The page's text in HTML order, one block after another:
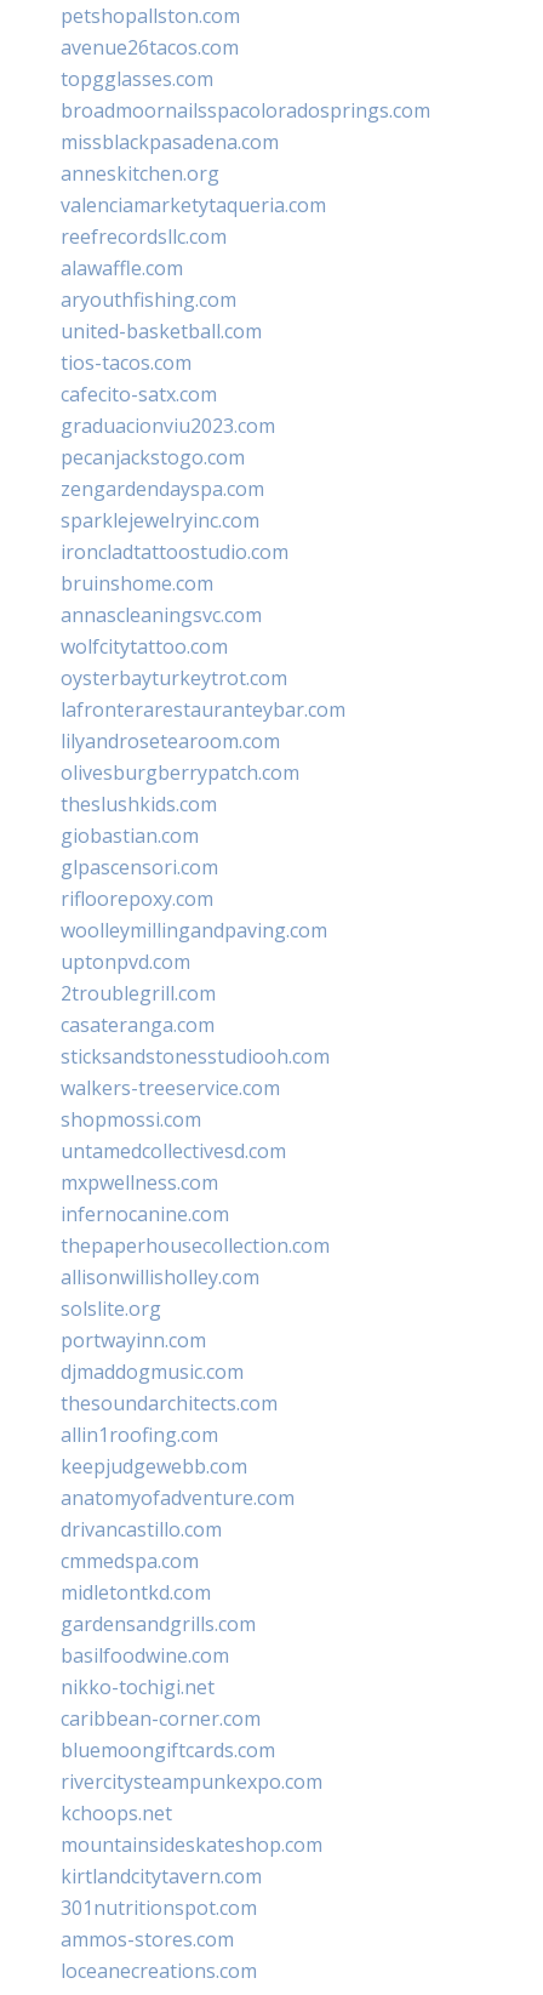
petshopallston.com
avenue26tacos.com
topgglasses.com
broadmoornailsspacoloradosprings.com
missblackpasadena.com
anneskitchen.org
valenciamarketytaqueria.com
reefrecordsllc.com
alawaffle.com
aryouthfishing.com
united-basketball.com
tios-tacos.com
cafecito-satx.com
graduacionviu2023.com
pecanjackstogo.com
zengardendayspa.com
sparklejewelryinc.com
ironcladtattoostudio.com
bruinshome.com
annascleaningsvc.com
wolfcitytattoo.com
oysterbayturkeytrot.com
lafronterarestauranteybar.com
lilyandrosetearoom.com
olivesburgberrypatch.com
theslushkids.com
giobastian.com
glpascensori.com
rifloorepoxy.com
woolleymillingandpaving.com
uptonpvd.com
2troublegrill.com
casateranga.com
sticksandstonesstudiooh.com
walkers-treeservice.com
shopmossi.com
untamedcollectivesd.com
mxpwellness.com
infernocanine.com
thepaperhousecollection.com
allisonwillisholley.com
solslite.org
portwayinn.com
djmaddogmusic.com
thesoundarchitects.com
allin1roofing.com
keepjudgewebb.com
anatomyofadventure.com
drivancastillo.com
cmmedspa.com
midletontkd.com
gardensandgrills.com
basilfoodwine.com
nikko-tochigi.net
caribbean-corner.com
bluemoongiftcards.com
rivercitysteampunkexpo.com
kchoops.net
mountainsideskateshop.com
kirtlandcitytavern.com
301nutritionspot.com
ammos-stores.com
loceanecreations.com